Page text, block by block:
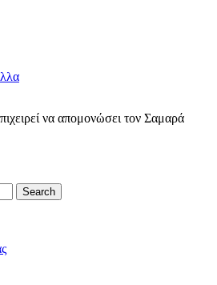
να απομονώσει τον Σαμαρά